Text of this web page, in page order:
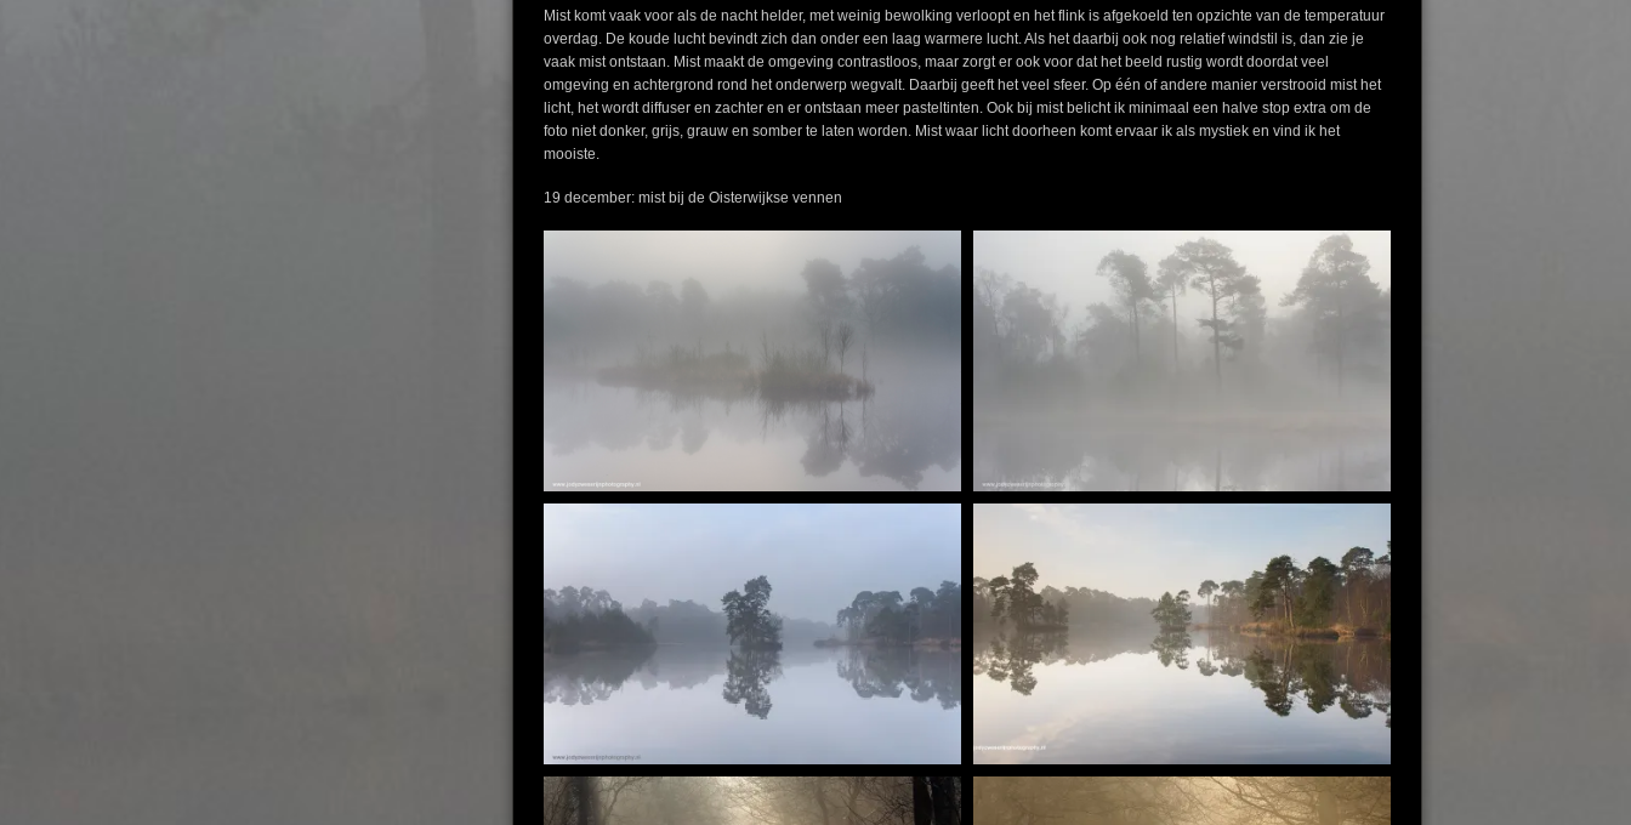
Mist komt vaak voor als de nacht helder, met weinig bewolking verloopt en het flink is afgekoeld ten opzichte van de temperatuur
overdag. De koude lucht bevindt zich dan onder een laag warmere lucht. Als het daarbij ook nog relatief windstil is, dan zie je
vaak mist ontstaan. Mist maakt de omgeving contrastloos, maar zorgt er ook voor dat het beeld rustig wordt doordat veel
omgeving en achtergrond rond het onderwerp wegvalt. Daarbij geeft het veel sfeer. Op één of andere manier verstrooid mist het
licht, het wordt diffuser en zachter en er ontstaan meer pasteltinten. Ook bij mist belicht ik minimaal een halve stop extra om de
foto niet donker, grijs, grauw en somber te laten worden. Mist waar licht doorheen komt ervaar ik als mystiek en vind ik het
mooiste.
19 december: mist bij de Oisterwijkse vennen